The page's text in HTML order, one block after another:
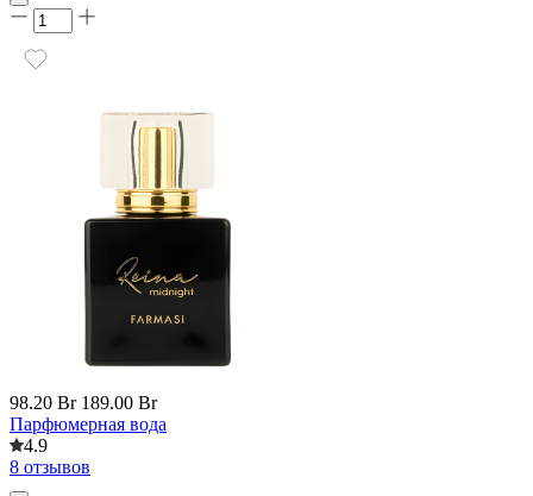
98.20 Br 189.00 Br
Парфюмерная вода
4.9
8 отзывов